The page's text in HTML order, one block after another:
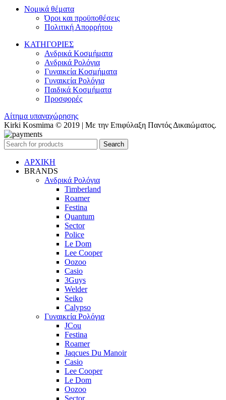
Νομικά θέματα
Όροι και προϋποθέσεις
Πολιτική Απορρήτου
ΚΑΤΗΓΟΡΙΕΣ
Ανδρικά Κοσμήματα
Ανδρικά Ρολόγια
Γυναικεία Κοσμήματα
Γυναικεία Ρολόγια
Παιδικά Κοσμήματα
Προσφορές
Αίτημα υπαναχώρησης
Kirki Kosmima © 2019 | Με την Επιφύλαξη Παντός Δικαιώματος.
Search
ΑΡΧΙΚΗ
BRANDS
Ανδρικά Ρολόγια
Timberland
Roamer
Festina
Quantum
Sector
Police
Le Dom
Lee Cooper
Oozoo
Casio
3Guys
Welder
Seiko
Calypso
Γυναικεία Ρολόγια
JCou
Festina
Roamer
Jaqcues Du Manoir
Casio
Lee Cooper
Le Dom
Oozoo